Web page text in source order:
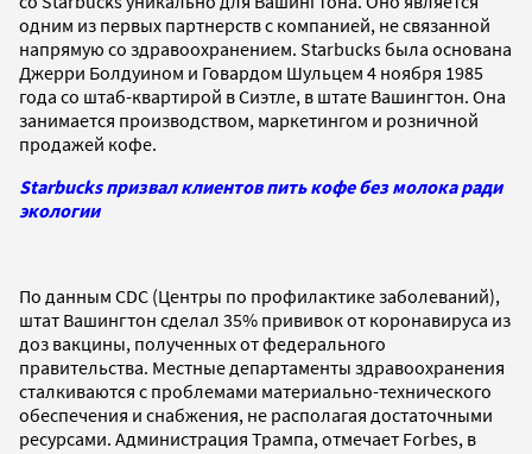
одним из первых партнерств с компанией, не связанной
напрямую со здравоохранением. Starbucks была основана
Джерри Болдуином и Говардом Шульцем 4 ноября 1985
года со штаб-квартирой в Сиэтле, в штате Вашингтон. Она
занимается производством, маркетингом и розничной
продажей кофе.
Starbucks призвал клиентов пить кофе без молока ради
экологии
По данным CDC (Центры по профилактике заболеваний),
штат Вашингтон сделал 35% прививок от коронавируса из
доз вакцины, полученных от федерального
правительства. Местные департаменты здравоохранения
сталкиваются с проблемами материально-технического
обеспечения и снабжения, не располагая достаточными
ресурсами. Администрация Трампа, отмечает Forbes, в